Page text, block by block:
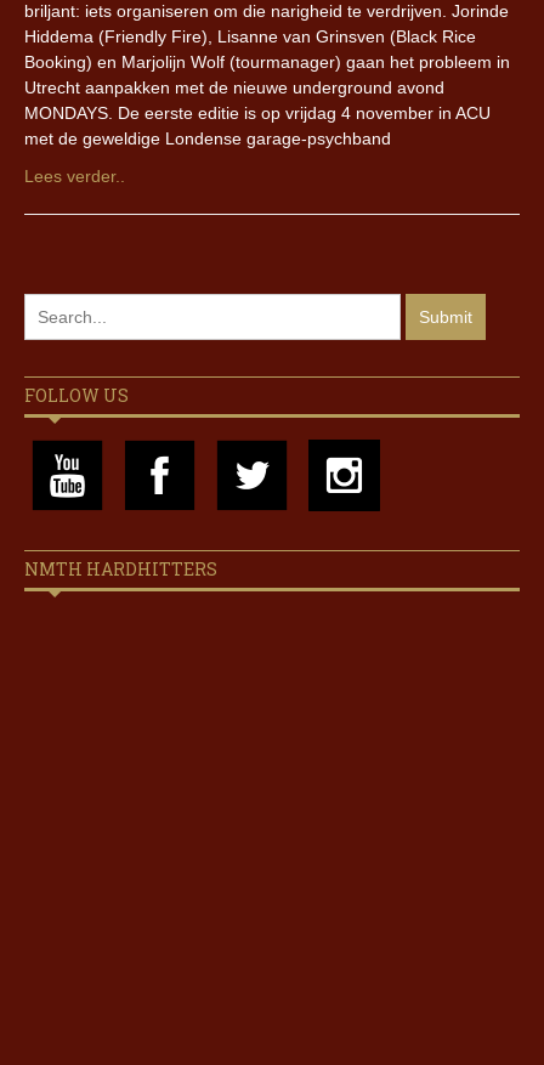
briljant: iets organiseren om die narigheid te verdrijven. Jorinde
Hiddema (Friendly Fire), Lisanne van Grinsven (Black Rice
Booking) en Marjolijn Wolf (tourmanager) gaan het probleem in
Utrecht aanpakken met de nieuwe underground avond
MONDAYS. De eerste editie is op vrijdag 4 november in ACU
met de geweldige Londense garage-psychband
Lees verder..
FOLLOW US
NMTH HARDHITTERS